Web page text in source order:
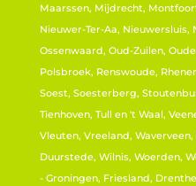
Maarssen, Mijdrecht,
Nieuwer-Ter-Aa,
Ossenwaard, Oud-Zuilen,
Polsbroek, Renswoude,
Soest, Soesterberg,
Tienhoven, Tull en 't Waal,
Vleuten, Vreeland,
Duurstede, Wilnis, Woerden,
- Groningen, Friesland,